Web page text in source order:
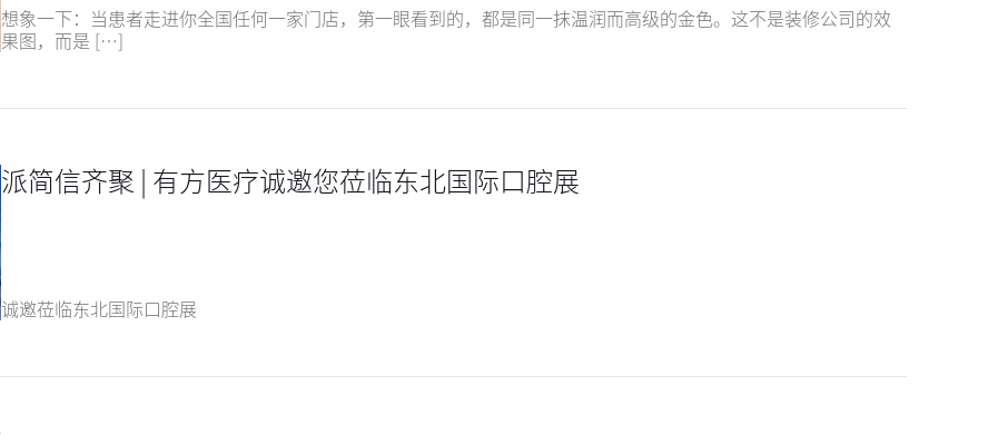
想象一下：当患者走进你全国任何一家门店，第一眼看到的，都是同一抹温润而高级的金色。这不是装修公司的效
果图，而是 […]
派简信齐聚 | 有方医疗诚邀您莅临东北国际口腔展
诚邀莅临东北国际口腔展